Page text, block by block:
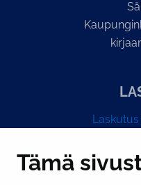
Tämä